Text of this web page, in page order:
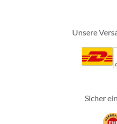
Unsere
Sicher